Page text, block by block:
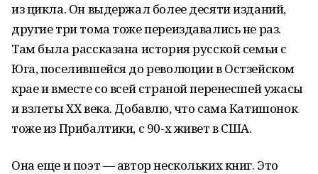
из цикла. Он выдержал более десяти изданий,
другие три тома тоже переиздавались не раз.
Там была рассказана история русской семьи с
Юга, поселившейся до революции в Остзейском
крае и вместе со всей страной перенесшей ужасы
и взлеты ХХ века. Добавлю, что сама Катишонок
тоже из Прибалтики, с 90-х живет в США.
Она еще и поэт — автор нескольких книг. Это